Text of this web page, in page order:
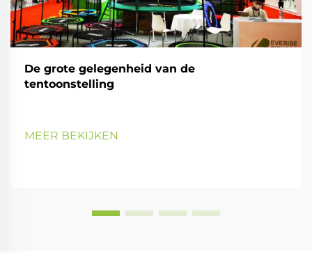
De grote gelegenheid van de
tentoonstelling
MEER BEKIJKEN